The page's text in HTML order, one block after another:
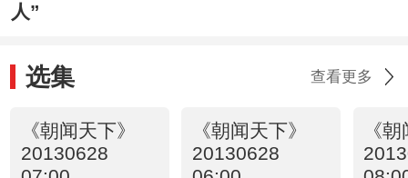
人”
选集 查看更多
《朝闻天下》
20130628
《朝闻天下》
20130628
《